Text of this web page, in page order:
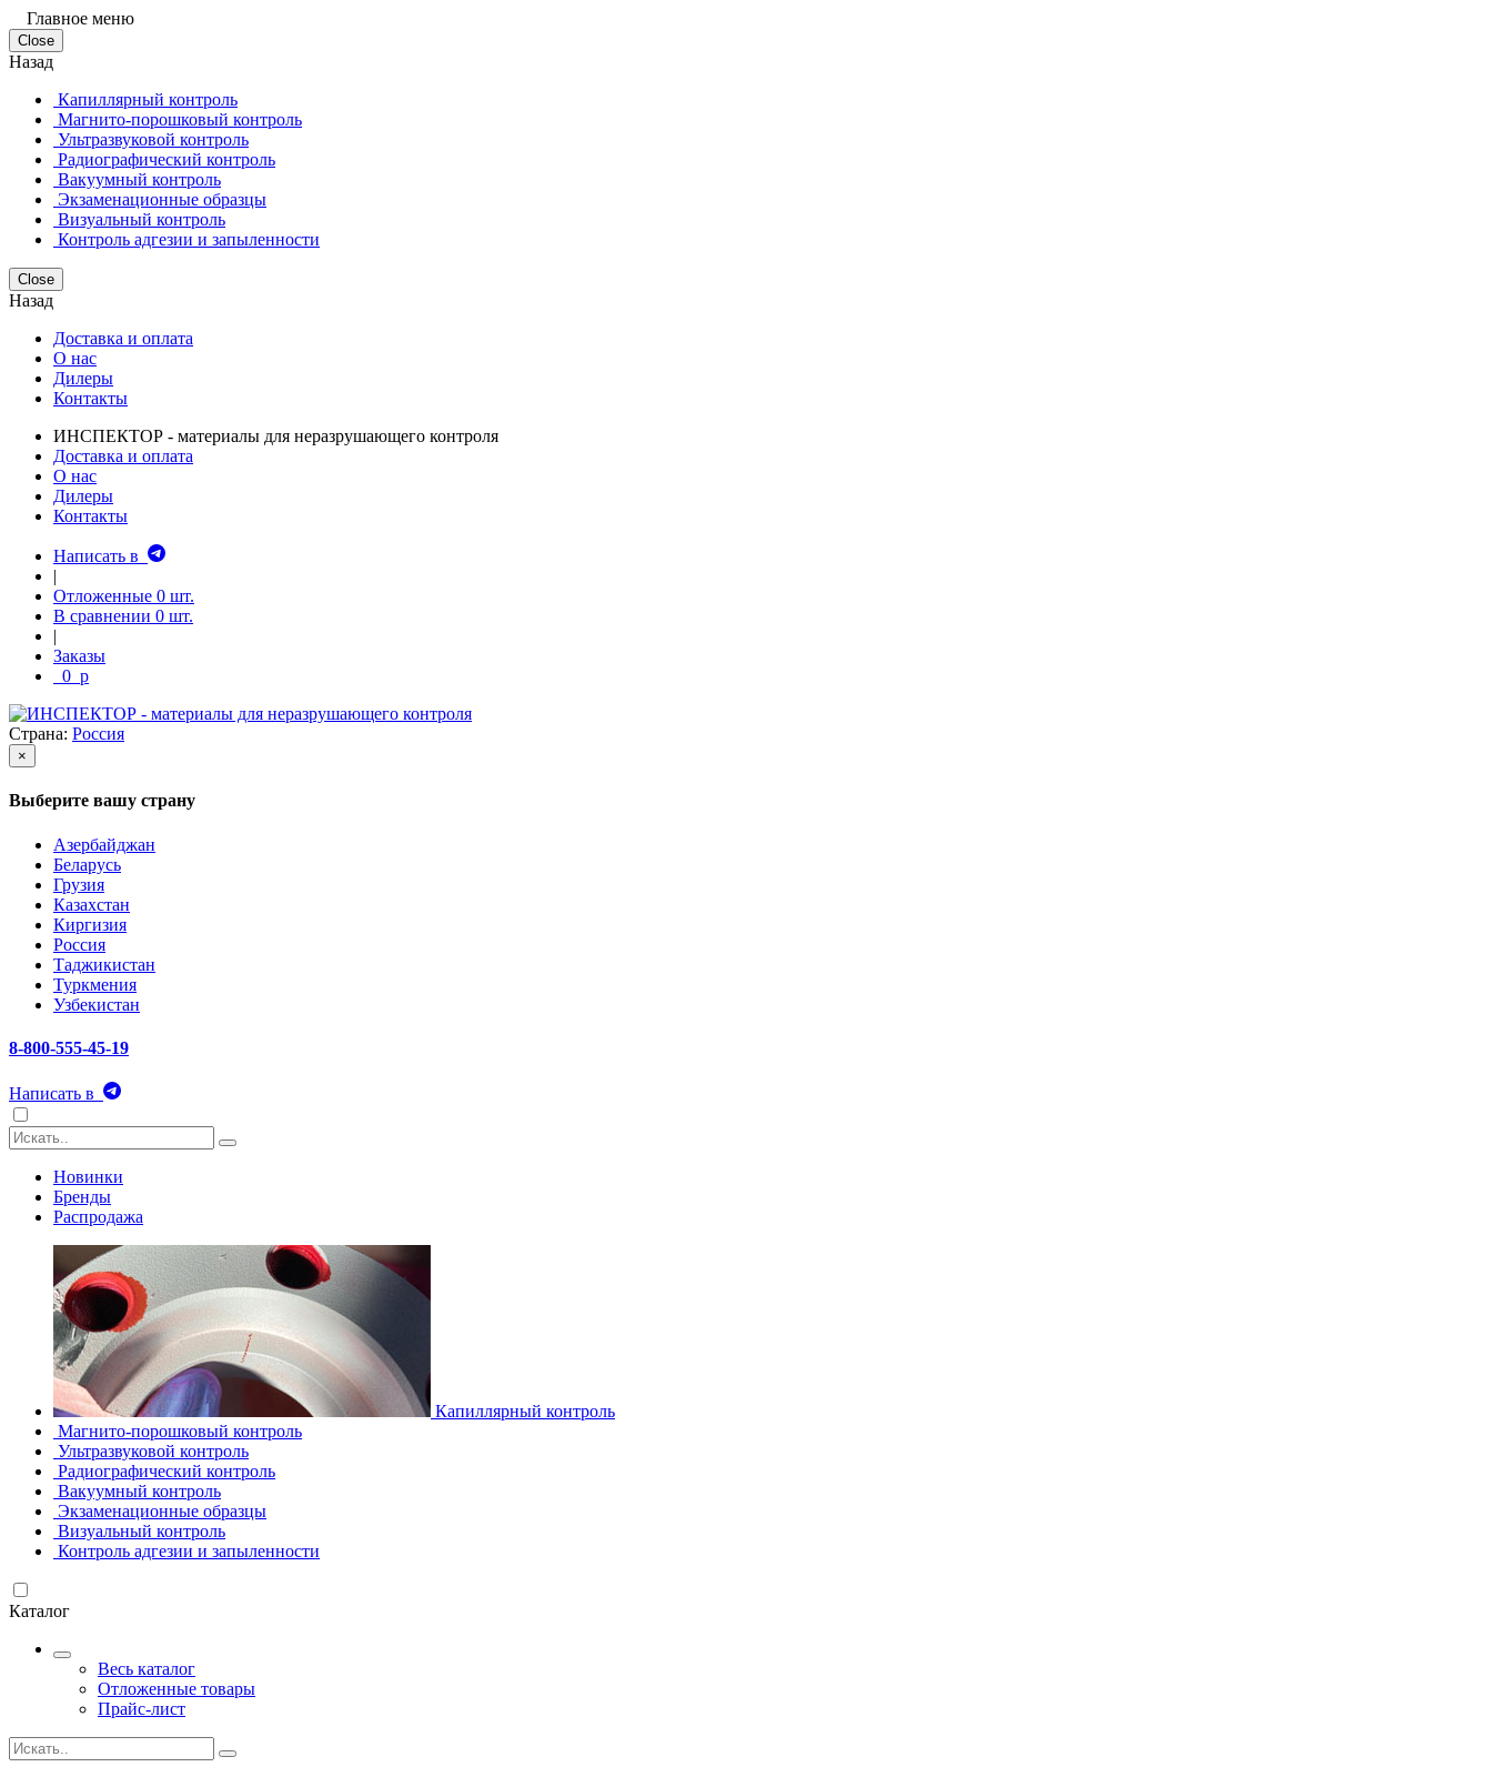
Главное меню
Close
Назад
Капиллярный контроль
Магнито-порошковый контроль
Ультразвуковой контроль
Радиографический контроль
Вакуумный контроль
Экзаменационные образцы
Визуальный контроль
Контроль адгезии и запыленности
Close
Назад
Доставка и оплата
О нас
Дилеры
Контакты
ИНСПЕКТОР - материалы для неразрушающего контроля
Доставка и оплата
О нас
Дилеры
Контакты
Написать в
|
Отложенные 0 шт.
В сравнении 0 шт.
|
Заказы
0 p
Страна: Россия
×
Выберите вашу страну
Азербайджан
Беларусь
Грузия
Казахстан
Киргизия
Россия
Таджикистан
Туркмения
Узбекистан
8-800-555-45-19
Написать в
Новинки
Бренды
Распродажа
Капиллярный контроль
Магнито-порошковый контроль
Ультразвуковой контроль
Радиографический контроль
Вакуумный контроль
Экзаменационные образцы
Визуальный контроль
Контроль адгезии и запыленности
Каталог
Весь каталог
Отложенные товары
Прайс-лист